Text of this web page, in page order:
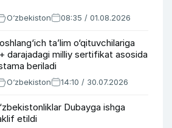
O‘zbekiston 08:35 / 01.08.2026
ta’lim o‘qituvchilariga
darajadagi milliy sertifikat asosida
beriladi
O‘zbekiston 14:10 / 30.07.2026
Dubayga ishga
etildi